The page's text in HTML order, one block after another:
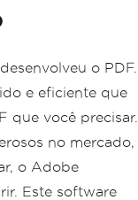
o PDF.
e eficiente que
que você precisar.
no mercado,
o Adobe
Este software